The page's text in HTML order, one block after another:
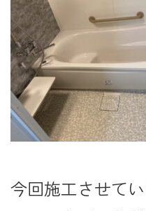
今回施工させて